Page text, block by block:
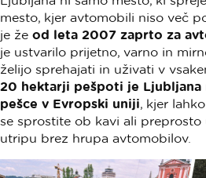
mesto, kjer avtomobili niso več
je že od leta 2007 zaprto za
je ustvarilo prijetno, varno in
želijo sprehajati in uživati v
20 hektarji pešpoti je Ljubljana
pešce v Evropski uniji, kjer
se sprostite ob kavi ali preprosto
utripu brez hrupa avtomobilov.